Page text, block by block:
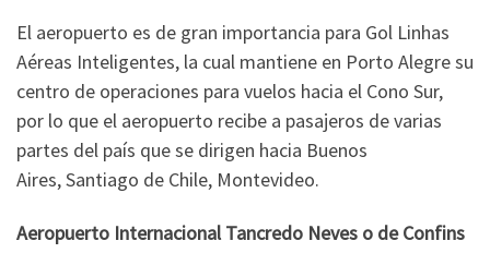
El aeropuerto es de gran importancia para Gol Linhas
Aéreas Inteligentes, la cual mantiene en Porto Alegre su
centro de operaciones para vuelos hacia el Cono Sur,
por lo que el aeropuerto recibe a pasajeros de varias
partes del país que se dirigen hacia Buenos
Aires, Santiago de Chile, Montevideo.
Aeropuerto Internacional Tancredo Neves o de Confins